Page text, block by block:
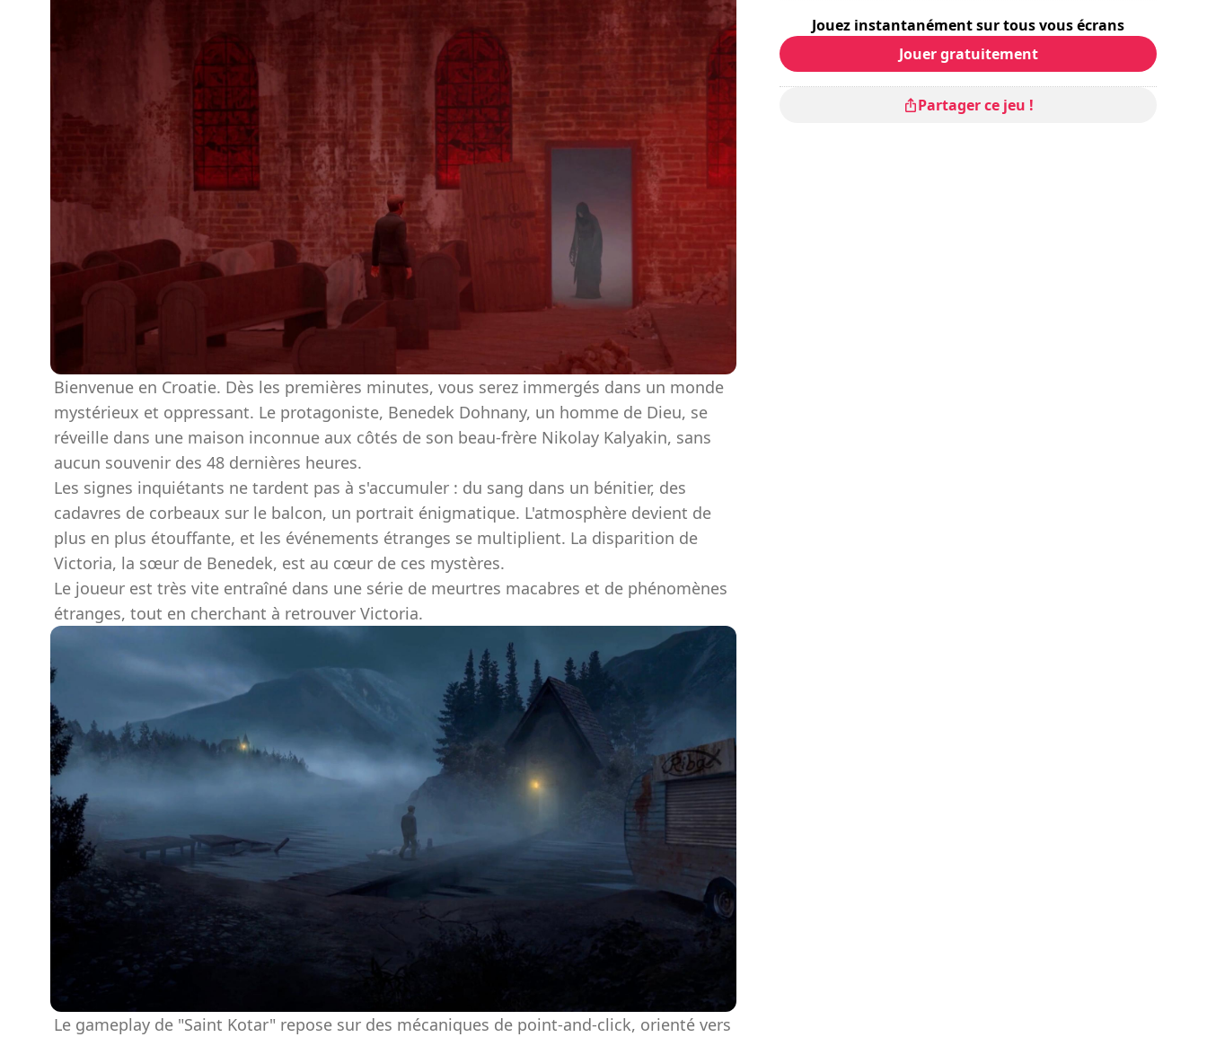
Bienvenue en Croatie. Dès les premières minutes, vous serez immergés dans un monde
mystérieux et oppressant. Le protagoniste, Benedek Dohnany, un homme de Dieu, se
réveille dans une maison inconnue aux côtés de son beau-frère Nikolay Kalyakin, sans
aucun souvenir des 48 dernières heures.
Les signes inquiétants ne tardent pas à s'accumuler : du sang dans un bénitier, des
cadavres de corbeaux sur le balcon, un portrait énigmatique. L'atmosphère devient de
plus en plus étouffante, et les événements étranges se multiplient. La disparition de
Victoria, la sœur de Benedek, est au cœur de ces mystères.
Le joueur est très vite entraîné dans une série de meurtres macabres et de phénomènes
étranges, tout en cherchant à retrouver Victoria.
Le gameplay de "Saint Kotar" repose sur des mécaniques de point-and-click, orienté vers
Durée totale: 12h
Difficulté
Note
: Movies Games And Tech : 7/10
Jouez instantanément sur tous vous écrans
Jouer gratuitement
Partager ce jeu !